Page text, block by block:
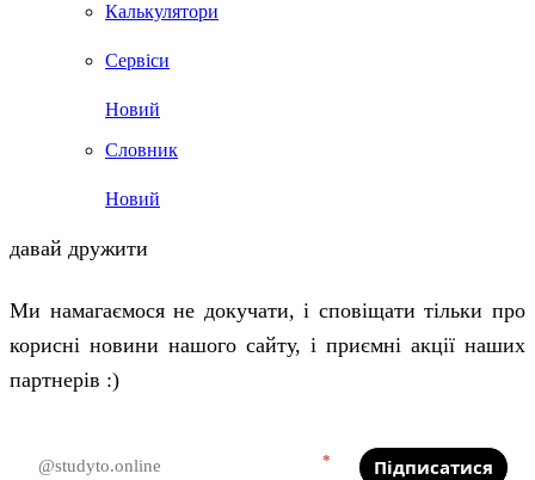
Калькулятори
Сервіси
Новий
Словник
Новий
давай дружити
Ми намагаємося не докучати, і сповіщати тільки про
корисні новини нашого сайту, і приємні акції наших
партнерів :)
* Підписатися